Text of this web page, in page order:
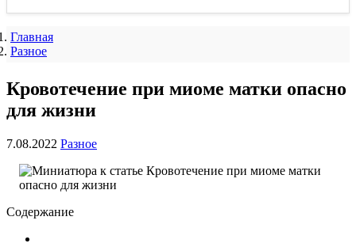
Главная
Разное
Кровотечение при миоме матки опасно
для жизни
7.08.2022 Разное
Содержание